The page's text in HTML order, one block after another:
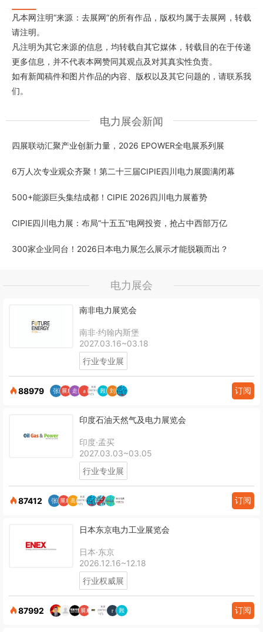
凡本网注明“来源：去展网”的所有作品，版权均属于去展网，转载
请注明。
凡注明为其它来源的信息，均转载自其它媒体，转载目的在于传递
更多信息，并不代表本网赞同其观点及对其真实性负责。
如有新闻稿件和图片作品的内容、版权以及其它问题的，请联系我
们。
电力展会新闻
四展联动汇聚产业创新力量，2026 EPOWER全电展系列展
6万人次专业观众齐聚！第二十三届CIPIE四川电力展圆满闭幕
500+能源巨头集结成都！CIPIE 2026四川电力展蓄势
CIPIE四川电力展：布局“十五五”电网投资，抢占中西部万亿
300家企业同台！2026日本电力展怎么展示才能脱颖而出？
电力展会
南非电力展览会
南非·约翰内斯堡
2027.03.16~03.18
行业专业展
88979 订阅
印度石油天然气及电力展览会
印度·孟买
2027.03.03~03.05
行业专业展
87412 订阅
日本东京电力工业展览会
日本·东京
2026.12.16~12.18
行业权威展
87992 订阅